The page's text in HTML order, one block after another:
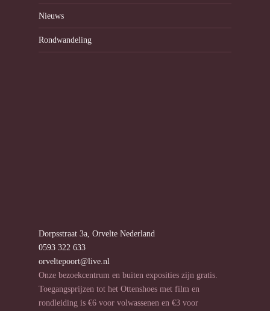
Nieuws
Rondwandeling
Dorpsstraat 3a, Orvelte Nederland
0593 322 633
orveltepoort@live.nl
Onze bezoekcentrum en buiten exposities zijn gratis.
Toegangsprijzen tot het Ottenshoes met film en
rondleiding is €6 voor volwassenen en €3 voor